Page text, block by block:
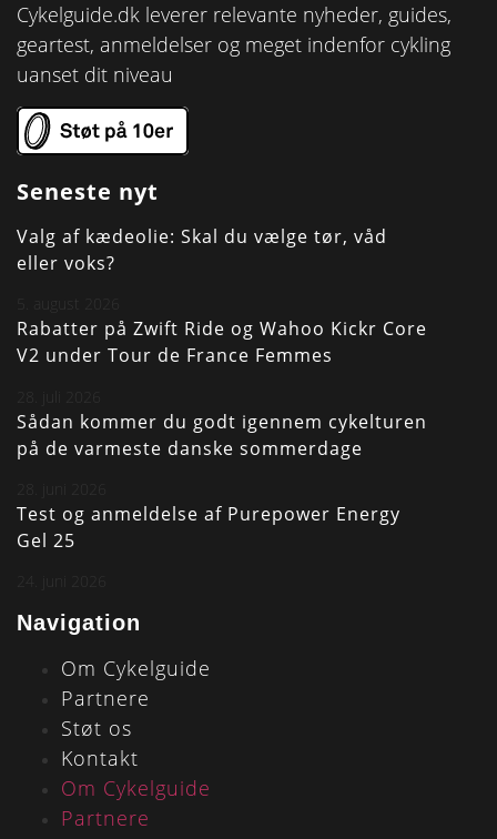
Cykelguide.dk leverer relevante nyheder, guides,
geartest, anmeldelser og meget indenfor cykling
uanset dit niveau
Seneste nyt
Valg af kædeolie: Skal du vælge tør, våd
eller voks?
5. august 2026
Rabatter på Zwift Ride og Wahoo Kickr Core
V2 under Tour de France Femmes
28. juli 2026
Sådan kommer du godt igennem cykelturen
på de varmeste danske sommerdage
28. juni 2026
Test og anmeldelse af Purepower Energy
Gel 25
24. juni 2026
Navigation
Om Cykelguide
Partnere
Støt os
Kontakt
Om Cykelguide
Partnere